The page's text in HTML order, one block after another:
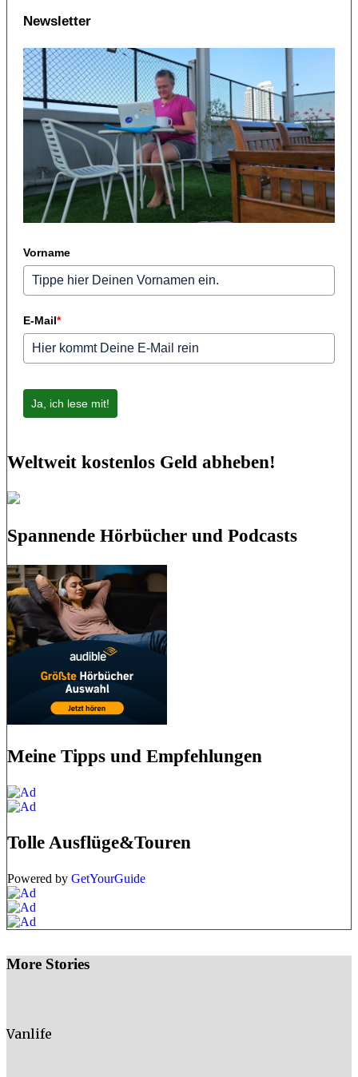
Newsletter
Vorname
E-Mail*
Ja, ich lese mit!
Weltweit kostenlos Geld abheben!
Spannende Hörbücher und Podcasts
Meine Tipps und Empfehlungen
Tolle Ausflüge&Touren
Powered by GetYourGuide
More Stories
Vanlife